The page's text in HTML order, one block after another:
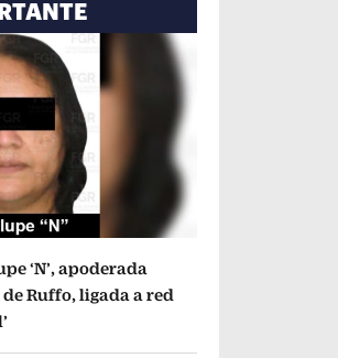
‘N’, apoderada
Ruffo, ligada a red